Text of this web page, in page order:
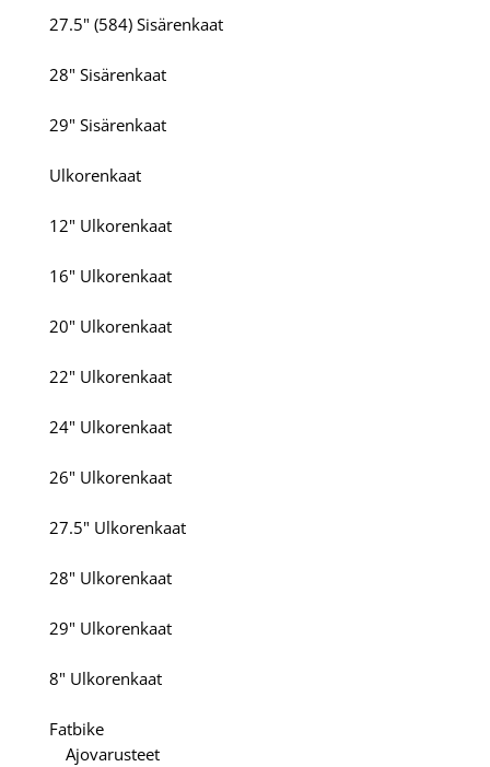
27.5" (584) Sisärenkaat
28" Sisärenkaat
29" Sisärenkaat
Ulkorenkaat
12" Ulkorenkaat
16" Ulkorenkaat
20" Ulkorenkaat
22" Ulkorenkaat
24" Ulkorenkaat
26" Ulkorenkaat
27.5" Ulkorenkaat
28" Ulkorenkaat
29" Ulkorenkaat
8" Ulkorenkaat
Fatbike
Ajovarusteet